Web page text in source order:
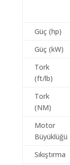
Güç (hp)
Güç (kW)
Tork
(ft/lb)
Tork
(NM)
Motor
Büyüklüğü
Sıkıştırma